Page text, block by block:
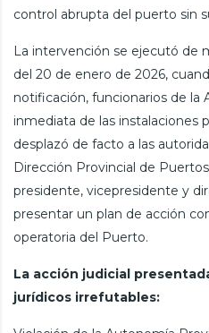
control abrupta del puerto sin
La intervención se ejecutó de
del 20 de enero de 2026,
notificación, funcionarios de la
inmediata de las instalaciones
desplazó de facto a las
Dirección Provincial de
presidente, vicepresidente y
presentar un plan de acción
operatoria del Puerto.
La acción judicial
jurídicos irrefutables: